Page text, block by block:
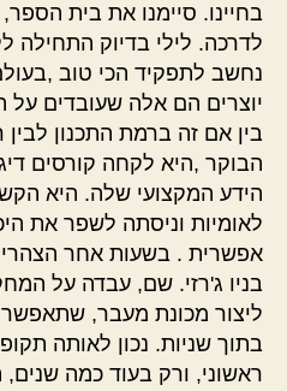
בחיינו. סיימנו את בית
לדרכה. לילי בדיוק התחילה
נחשב לתפקיד הכי טוב
יוצרים הם אלה שעובדים על
בין אם זה ברמת התכנון
הבוקר ,היא לקחה קורסים
הידע המקצועי שלה. היא
לאומיות וניסתה לשפר את
אפשרית . בשעות אחר
בניו ג'רזי. שם, עבדה על
ליצור מכונת מעבר,
בתוך שניות. נכון לאותה
ראשוני, ורק בעוד כמה